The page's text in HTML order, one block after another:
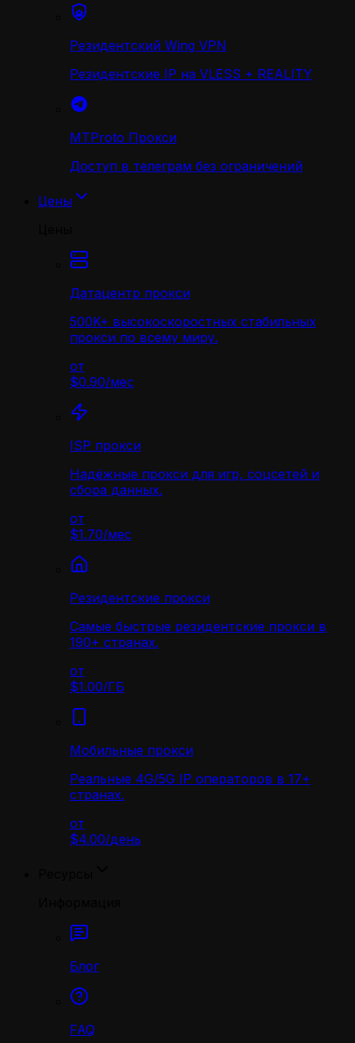
Резидентский Wing VPN
Резидентские IP на VLESS + REALITY
MTProto Прокси
Доступ в телеграм без ограничений
Цены
Датацентр прокси
500K+ высокоскоростных стабильных
прокси по всему миру.
от
$0.90/мес
ISP прокси
Надёжные прокси для игр, соцсетей и
сбора данных.
от
$1.70/мес
Резидентские прокси
Самые быстрые резидентские прокси в
190+ странах.
от
$1.00/ГБ
Мобильные прокси
Реальные 4G/5G IP операторов в 17+
странах.
от
$4.00/день
Блог
FAQ